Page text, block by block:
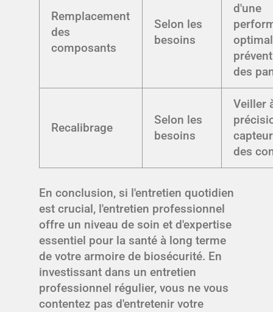
Remplacement
des
composants
Selon les
besoins
d'une
des
Recalibrage
Selon les
besoins
Veiller
des
En conclusion, si l'entretien quotidien
est crucial, l'entretien professionnel
offre un niveau de soin et d'expertise
essentiel pour la santé à long terme
de votre armoire de biosécurité. En
investissant dans un entretien
professionnel régulier, vous ne vous
contentez pas d'entretenir votre